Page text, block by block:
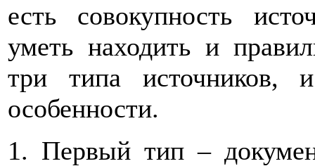
есть совокупность
уметь находить и
три типа
особенности.
1. Первый тип –